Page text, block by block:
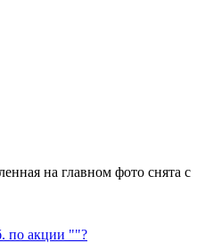
на главном фото снята с
по акции ""?